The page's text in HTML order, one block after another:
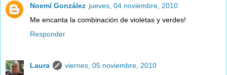
Noemí González jueves, 04 noviembre, 2010
Me encanta la combinación de violetas y verdes!
Responder
Laura
viernes, 05 noviembre, 2010